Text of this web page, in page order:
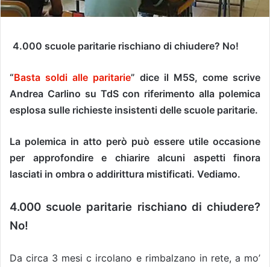
4.000 scuole paritarie rischiano di chiudere? No!
“Basta soldi alle paritarie” dice il M5S, come scrive
Andrea Carlino su TdS con riferimento alla polemica
esplosa sulle richieste insistenti delle scuole paritarie.
La polemica in atto però può essere utile occasione
per approfondire e chiarire alcuni aspetti finora
lasciati in ombra o addirittura mistificati. Vediamo.
4.000 scuole paritarie rischiano di chiudere?
No!
Da circa 3 mesi c ircolano e rimbalzano in rete, a mo’